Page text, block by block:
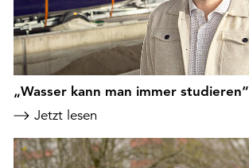
„Wasser kann man immer studieren“
Jetzt lesen